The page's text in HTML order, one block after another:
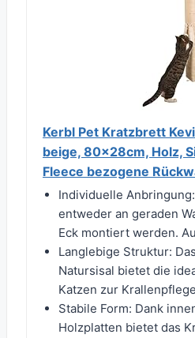
Kerbl Pet Kratzbrett
beige, 80x28cm, Holz,
Fleece bezogene
Individuelle
entweder an geraden
Eck montiert werden.
Langlebige Struktur:
Natursisal bietet die
Katzen zur
Stabile Form: Dank
Holzplatten bietet das